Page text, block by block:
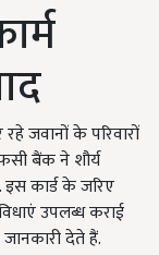
जवानों के परिवारों
बैंक ने शौर्य
इस कार्ड के जरिए
उपलब्ध कराई
देते हैं.